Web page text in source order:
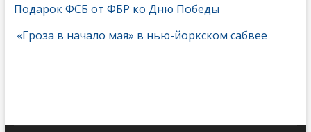
Подарок ФСБ от ФБР ко Дню Победы
«Гроза в начало мая» в нью-йоркском сабвее